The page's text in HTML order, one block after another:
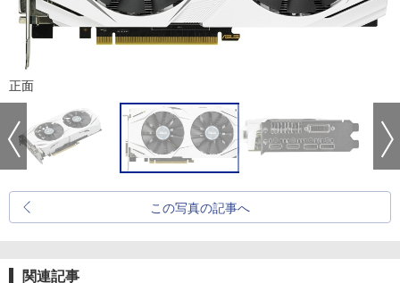
正面
この写真の記事へ
関連記事